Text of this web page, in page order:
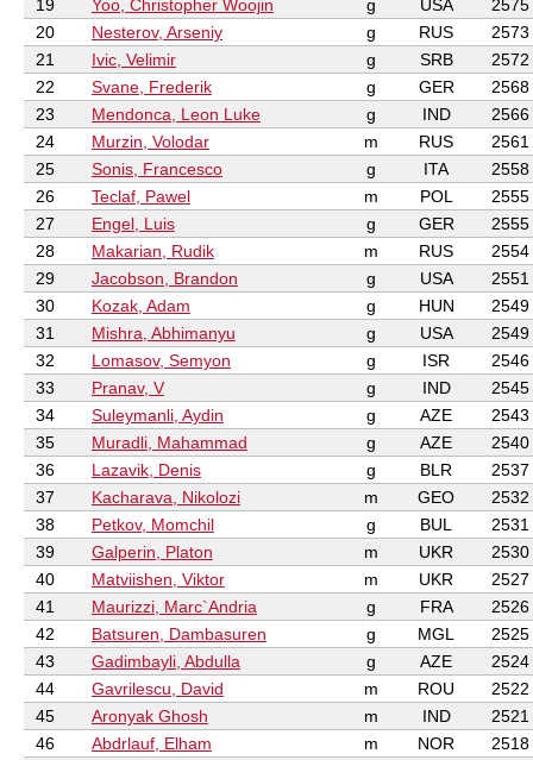
19 Yoo, Christopher Woojin g USA
2575
20
Nesterov, Arseniy g RUS
2573
21
Ivic, Velimir g SRB
2572
22
Svane, Frederik g GER
2568
23
Mendonca, Leon Luke g IND
2566
24
Murzin, Volodar m RUS
2561
25
Sonis, Francesco g ITA
2558
26
Teclaf, Pawel m POL
2555
27
Engel, Luis g GER
2555
28
Makarian, Rudik m RUS
2554
29
Jacobson, Brandon g USA
2551
30
Kozak, Adam g HUN
2549
31
Mishra, Abhimanyu g USA
2549
32
Lomasov, Semyon g ISR
2546
33
Pranav, V g IND
2545
34
Suleymanli, Aydin g AZE
2543
35
Muradli, Mahammad g AZE
2540
36
Lazavik, Denis g BLR
2537
37
Kacharava, Nikolozi m GEO
2532
38
Petkov, Momchil g BUL
2531
39
Galperin, Platon m UKR
2530
40
Matviishen, Viktor m UKR
2527
41
Maurizzi, Marc`Andria g FRA
2526
42
Batsuren, Dambasuren g MGL
2525
43
Gadimbayli, Abdulla g AZE
2524
44
Gavrilescu, David m ROU
2522
45
Aronyak Ghosh m IND
2521
46
Abdrlauf, Elham m NOR
2518